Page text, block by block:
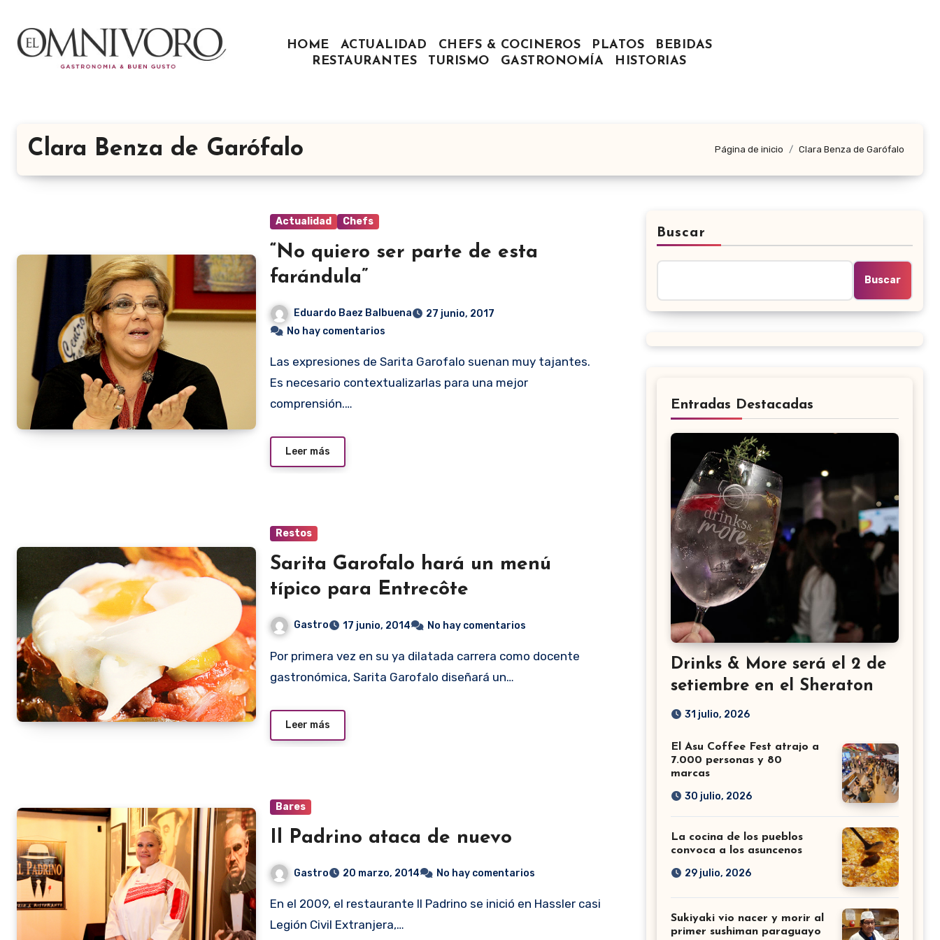
contenido
HOME ACTUALIDAD CHEFS & COCINEROS PLATOS
BEBIDAS
RESTAURANTES
TURISMO GASTRONOMÍA HISTORIAS
Clara Benza de Garófalo Página de inicio Clara Benza de Garófalo
Actualidad Chefs
“No quiero ser parte de esta
farándula”
Eduardo Baez Balbuena
27 junio, 2017
No hay comentarios
Las expresiones de Sarita Garofalo suenan muy tajantes.
Es necesario contextualizarlas para una mejor
comprensión.…
Leer más
Restos
Sarita Garofalo hará un menú
típico para Entrecôte
Gastro 17 junio, 2014 No hay comentarios
Por primera vez en su ya dilatada carrera como docente
gastronómica, Sarita Garofalo diseñará un…
Leer más
Bares
Il Padrino ataca de nuevo
Gastro 20 marzo, 2014 No hay comentarios
En el 2009, el restaurante Il Padrino se inició en Hassler casi
Legión Civil Extranjera,…
Buscar
Buscar
Entradas Destacadas
Drinks & More será el 2 de
setiembre en el Sheraton
31 julio, 2026
El Asu Coffee Fest atrajo a
7.000 personas y 80
marcas
30 julio, 2026
La cocina de los pueblos
convoca a los asuncenos
29 julio, 2026
Sukiyaki vio nacer y morir al
primer sushiman paraguayo